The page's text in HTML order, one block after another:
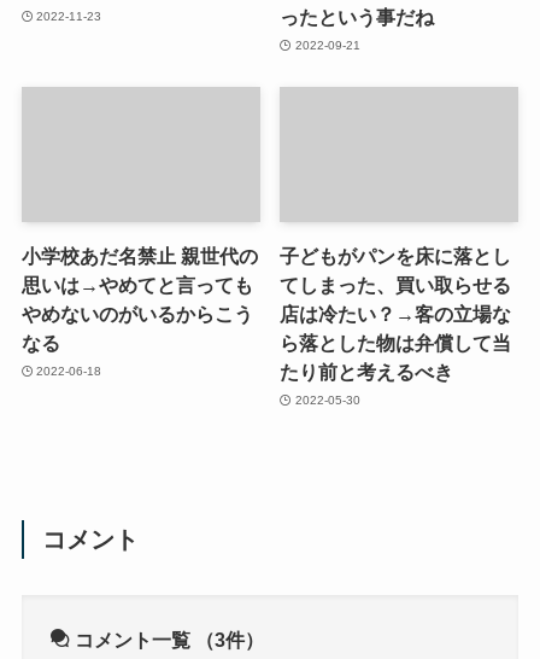
2022-11-23
ったという事だね
2022-09-21
小学校あだ名禁止 親世代の
思いは→やめてと言っても
やめないのがいるからこう
なる
2022-06-18
子どもがパンを床に落とし
てしまった、買い取らせる
店は冷たい？→客の立場な
ら落とした物は弁償して当
たり前と考えるべき
2022-05-30
コメント
コメント一覧 （3件）